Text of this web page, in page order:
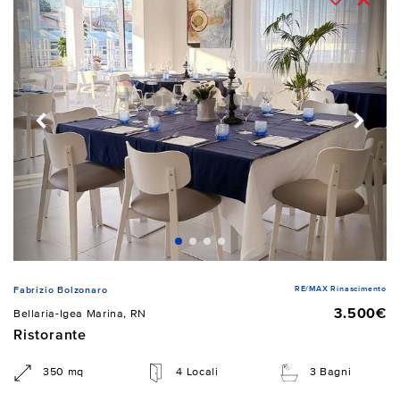
Fabrizio Bolzonaro RE/MAX Rinascimento
Bellaria-Igea Marina, RN
3.500€
Ristorante
350 mq 4 Locali 3 Bagni